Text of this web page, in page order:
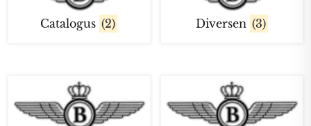
Catalogus (2) Diversen (3)